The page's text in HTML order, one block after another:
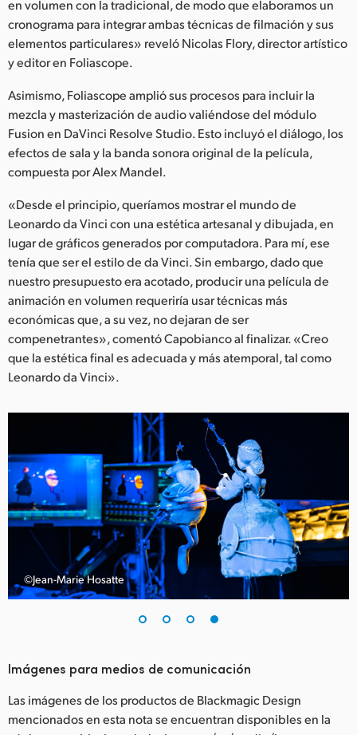
en volumen con la tradicional, de modo que elaboramos un
cronograma para integrar ambas técnicas de filmación y sus
elementos particulares» reveló Nicolas Flory, director artístico
y editor en Foliascope.
Asimismo, Foliascope amplió sus procesos para incluir la
mezcla y masterización de audio valiéndose del módulo
Fusion en DaVinci Resolve Studio. Esto incluyó el diálogo, los
efectos de sala y la banda sonora original de la película,
compuesta por Alex Mandel.
«Desde el principio, queríamos mostrar el mundo de
Leonardo da Vinci con una estética artesanal y dibujada, en
lugar de gráficos generados por computadora. Para mí, ese
tenía que ser el estilo de da Vinci. Sin embargo, dado que
nuestro presupuesto era acotado, producir una película de
animación en volumen requeriría usar técnicas más
económicas que, a su vez, no dejaran de ser
compenetrantes», comentó Capobianco al finalizar. «Creo
que la estética final es adecuada y más atemporal, tal como
Leonardo da Vinci».
©Jean-Marie Hosatte
Imágenes para medios de comunicación
Las imágenes de los productos de Blackmagic Design
mencionados en esta nota se encuentran disponibles en la